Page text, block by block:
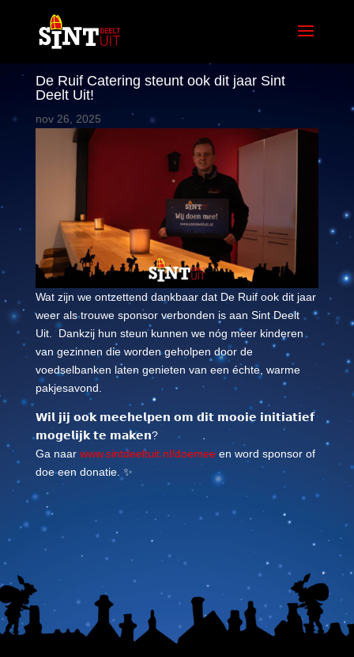
De Ruif Catering steunt ook dit jaar Sint
Deelt Uit!
nov 26, 2025
Wat zijn we ontzettend dankbaar dat De Ruif ook dit jaar
weer als trouwe sponsor verbonden is aan Sint Deelt
Uit.
Dankzij hun steun kunnen we nóg meer kinderen
van gezinnen die worden geholpen door de
voedselbanken laten genieten van een échte, warme
pakjesavond.
𝗪𝗶𝗹 𝗷𝗶𝗷 𝗼𝗼𝗸 𝗺𝗲𝗲𝗵𝗲𝗹𝗽𝗲𝗻 𝗼𝗺 𝗱𝗶𝘁 𝗺𝗼𝗼𝗶𝗲 𝗶𝗻𝗶𝘁𝗶𝗮𝘁𝗶𝗲𝗳
𝗺𝗼𝗴𝗲𝗹𝗶𝗷𝗸 𝘁𝗲 𝗺𝗮𝗸𝗲𝗻?
Ga naar www.sintdeeltuit.nl/doemeeen word sponsor of
doe een donatie. ✨